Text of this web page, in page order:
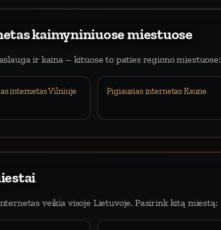
kaimyniniuose miestuose
ir kaina – kituose to paties regiono miestuose:
internetas Vilniuje Pigiausias internetas Kaune
veikia visoje Lietuvoje. Pasirink kitą miestą: